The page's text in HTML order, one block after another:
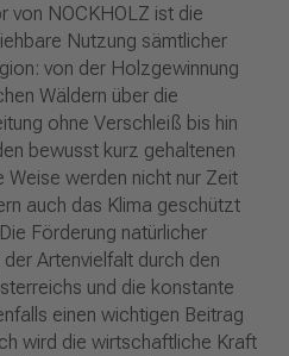
von NOCKHOLZ ist die
Nutzung sämtlicher
von der Holzgewinnung
Wäldern über die
ohne Verschleiß bis hin
bewusst kurz gehaltenen
werden nicht nur Zeit
auch das Klima geschützt
Förderung natürlicher
Artenvielfalt durch den
und die konstante
einen wichtigen Beitrag
wird die wirtschaftliche Kraft